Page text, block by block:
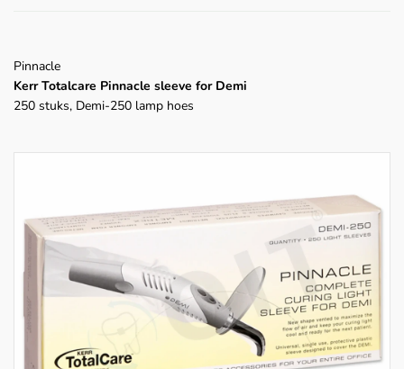
Pinnacle
Kerr Totalcare Pinnacle sleeve for Demi
250 stuks, Demi-250 lamp hoes